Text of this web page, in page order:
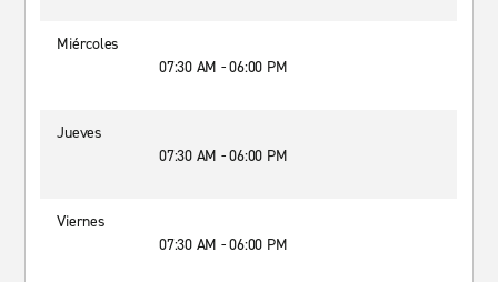
Miércoles
07:30 AM - 06:00 PM
Jueves
07:30 AM - 06:00 PM
Viernes
07:30 AM - 06:00 PM